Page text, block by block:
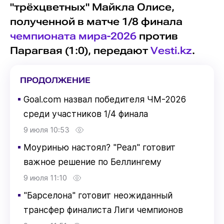
"трёхцветных" Майкла Олисе,
полученной в матче 1/8 финала
чемпионата мира-2026против
Парагвая (1:0), передают Vesti.kz.
ПРОДОЛЖЕНИЕ
▪ Goal.com назвал победителя ЧМ-2026
среди участников 1/4 финала
9 июля 10:53
▪ Моуринью настоял? "Реал" готовит
важное решение по Беллингему
9 июля 11:10
▪ "Барселона" готовит неожиданный
трансфер финалиста Лиги чемпионов